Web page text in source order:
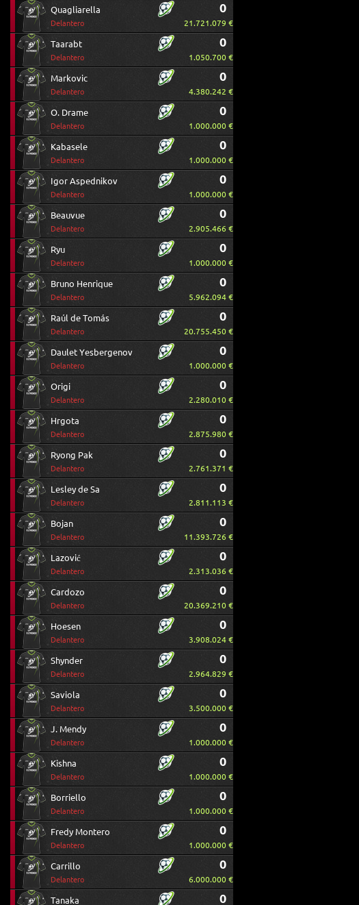
Quagliarella
Delantero
0
21.721.079 €
Taarabt
Delantero
0
1.050.700 €
Markovic
Delantero
0
4.380.242 €
O. Drame
Delantero
0
1.000.000 €
Kabasele
Delantero
0
1.000.000 €
Igor Aspednikov
Delantero
0
1.000.000 €
Beauvue
Delantero
0
2.905.466 €
Ryu
Delantero
0
1.000.000 €
Bruno Henrique
Delantero
0
5.962.094 €
Raúl de Tomás
Delantero
0
20.755.450 €
Daulet Yesbergenov
Delantero
0
1.000.000 €
Origi
Delantero
0
2.280.010 €
Hrgota
Delantero
0
2.875.980 €
Ryong Pak
Delantero
0
2.761.371 €
Lesley de Sa
Delantero
0
2.811.113 €
Bojan
Delantero
0
11.393.726 €
Lazović
Delantero
0
2.313.036 €
Cardozo
Delantero
0
20.369.210 €
Hoesen
Delantero
0
3.908.024 €
Shynder
Delantero
0
2.964.829 €
Saviola
Delantero
0
3.500.000 €
J. Mendy
Delantero
0
1.000.000 €
Kishna
Delantero
0
1.000.000 €
Borriello
Delantero
0
1.000.000 €
Fredy Montero
Delantero
0
1.000.000 €
Carrillo
Delantero
0
6.000.000 €
Tanaka 0